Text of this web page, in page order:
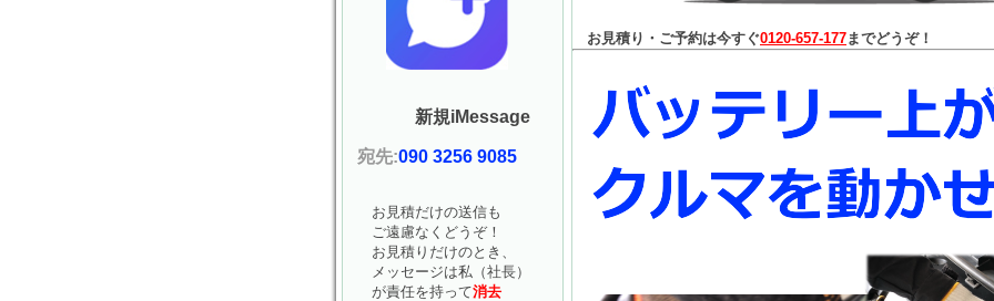
お見積り・ご予約は今すぐ0120-657-177までどうぞ！
新規iMessage
宛先:090 3256 9085
お見積だけの送信も
ご遠慮なくどうぞ！
お見積りだけのとき、
メッセージは私（社長）
が責任を持って消去